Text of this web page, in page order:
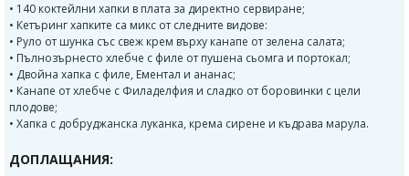
• 140 коктейлни хапки в плата за директно сервиране;
• Кетъринг хапките са микс от следните видове:
• Руло от шунка със свеж крем върху канапе от зелена салата;
• Пълнозърнесто хлебче с филе от пушена сьомга и портокал;
• Двойна хапка с филе, Ементал и ананас;
• Канапе от хлебче с Филаделфия и сладко от боровинки с цели
плодове;
• Хапка с добруджанска луканка, крема сирене и къдрава марула.
ДОПЛАЩАНИЯ: